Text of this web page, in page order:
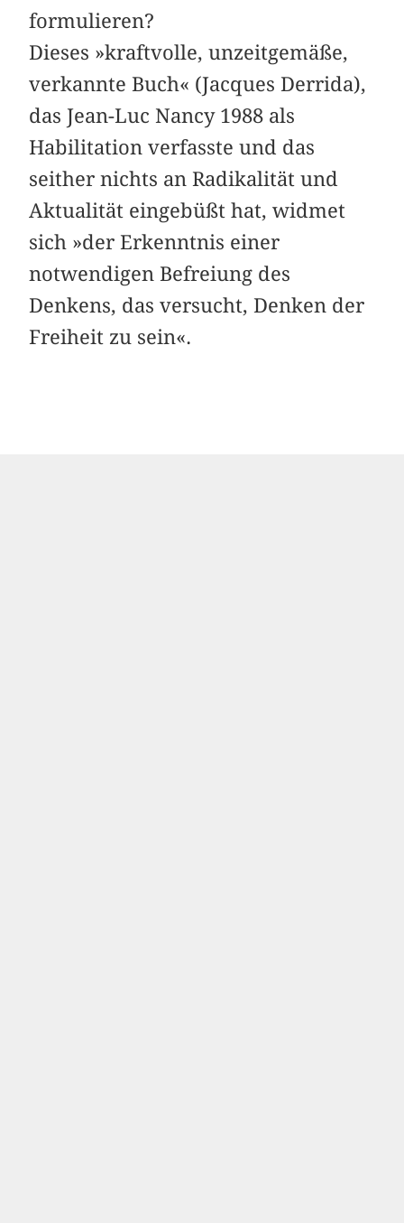
formulieren?
Dieses »kraftvolle, unzeitgemäße,
verkannte Buch« (Jacques Derrida),
das Jean-Luc Nancy 1988 als
Habilitation verfasste und das
seither nichts an Radikalität und
Aktualität eingebüßt hat, widmet
sich »der Erkenntnis einer
notwendigen Befreiung des
Denkens, das versucht, Denken der
Freiheit zu sein«.